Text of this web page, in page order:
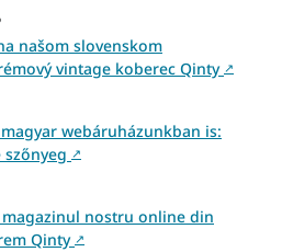
našom slovenskom
vintage koberec Qinty ↗
webáruházunkban is:
szőnyeg ↗
nostru online din
Qinty ↗